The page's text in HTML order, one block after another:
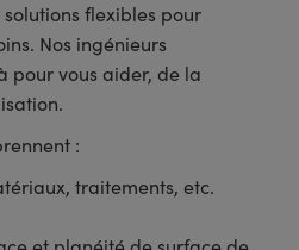
flexibles pour
Nos ingénieurs
pour vous aider, de la
:
traitements, etc.